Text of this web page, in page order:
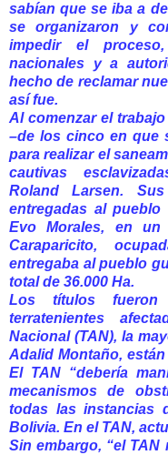
sabían que se iba a
se organizaron y
impedir el
nacionales y a
hecho de reclamar
así fue.
Al comenzar el
–de los cinco en que
para realizar el
cautivas
Roland Larsen.
entregadas al pueblo
Evo Morales, en un
Caraparicito,
entregaba al pueblo
total de 36.000 Ha.
Los títulos
terratenientes
Nacional (TAN), la
Adalid Montaño,
El TAN “debería
mecanismos de
todas las instancias
Bolivia. En el TAN,
Sin embargo, “el